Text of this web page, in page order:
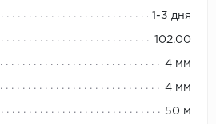
1-3 дня
102.00
4 мм
4 мм
50 м